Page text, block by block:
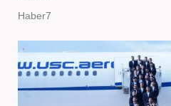
Haber7